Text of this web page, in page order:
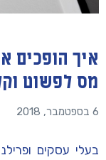
איך הופכים
מס לפשוט
6 בספטמבר, 2018
בעלי עסקים